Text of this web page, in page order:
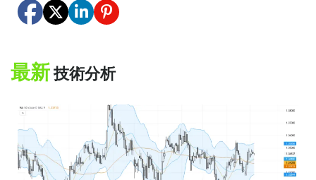
最新技術分析